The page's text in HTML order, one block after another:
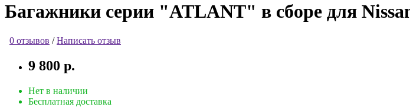
Багажники серии "ATLANT" в сборе для
0 отзывов /Написать отзыв
9 800 р.
Нет в наличии
Бесплатная доставка